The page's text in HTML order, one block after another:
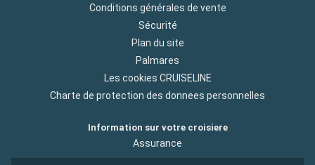
Conditions générales de vente
Sécurité
Plan du site
Palmares
Les cookies CRUISELINE
Charte de protection des donnees personnelles
Information sur votre croisiere
Assurance